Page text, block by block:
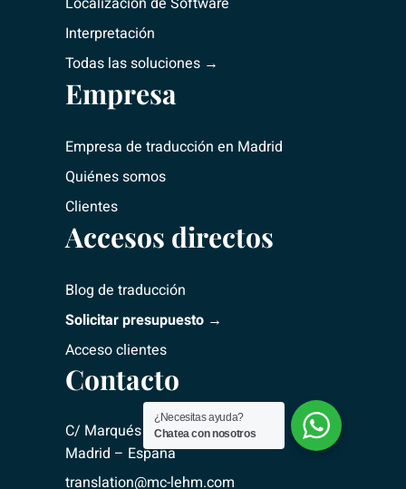
Interpretación
Todas las soluciones →
Empresa
Empresa de traducción en Madrid
Quiénes somos
Clientes
Accesos directos
Blog de traducción
Solicitar presupuesto →
Acceso clientes
Contacto
C/ Marqués del Riscal, 2 – 28010
Madrid – España
translation@mc-lehm.com
¿Necesitas ayuda?
Chatea con nosotros